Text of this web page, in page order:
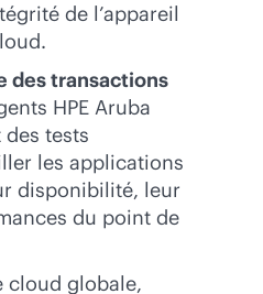
de l’appareil
des transactions
HPE Aruba
tests
les applications
disponibilité, leur
du point de
cloud globale,